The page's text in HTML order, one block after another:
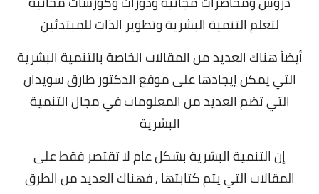
لتعلم التنمية البشرية وتطوير الذات للمبتدئين
أيضاً هناك العديد من المقالات الخاصة بالتنمية البشرية
التي يمكن إيجادها على موقع الدكتور طارق سويدان
التي تضم العديد من المعلومات في مجال التنمية
البشرية
إن التنمية البشرية بشكل عام لا تقتصر فقط على
المقالات التي يتم كتابتها , فهناك العديد من الطرق